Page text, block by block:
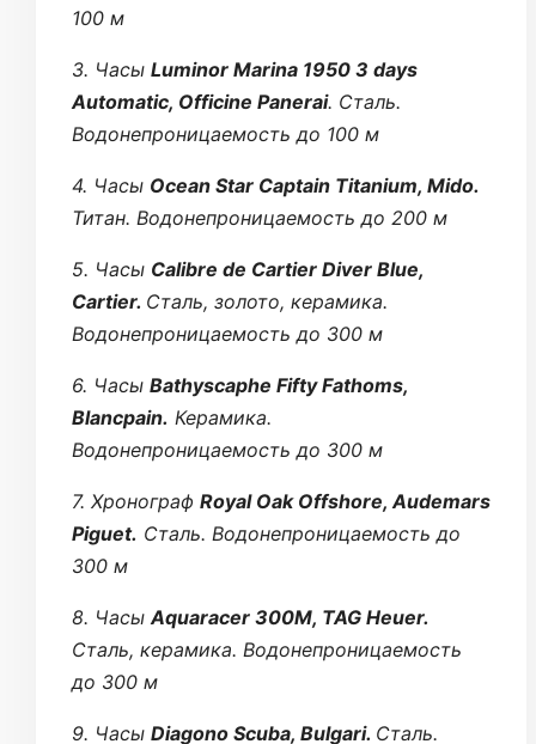
100 м
3. Часы Luminor Marina 1950 3 days
Automatic, Officine Panerai. Сталь.
Водонепроницаемость до 100 м
4. Часы Ocean Star Captain Titanium, Mido.
Титан. Водонепроницаемость до 200 м
5. Часы Calibre de Cartier Diver Blue,
Cartier. Сталь, золото, керамика.
Водонепроницаемость до 300 м
6. Часы Bathyscaphe Fifty Fathoms,
Blancpain. Керамика.
Водонепроницаемость до 300 м
7. Хронограф Royal Oak Offshore, Audemars
Piguet. Сталь. Водонепроницаемость до
300 м
8. ЧасыAquaracer 300M, TAG Heuer.
Сталь, керамика. Водонепроницаемость
до 300 м
9. Часы Diagono Scuba, Bulgari. Сталь.